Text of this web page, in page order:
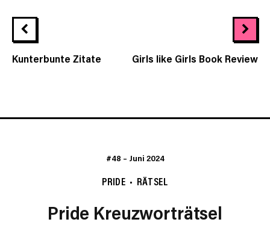
Kunterbunte Zitate Girls like Girls Book Review
#48 – Juni 2024
PRIDE RÄTSEL
Pride Kreuzworträtsel